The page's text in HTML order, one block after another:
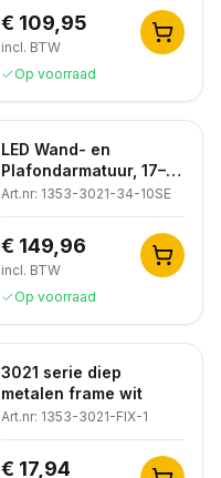
Dimbaar, Noodunit,
IP44, Wit
€ 109,95
incl. BTW
Op voorraad
LED Wand- en
Plafondarmatuur, 17–
21W Instelbaar,
3000K/4000K, Sensor
+ Noodunit, IP44, Wit
Art.nr: 1353-3021-34-10SE
€ 149,96
incl. BTW
Op voorraad
3021 serie diep
metalen frame wit
Art.nr: 1353-3021-FIX-1
€ 17,94